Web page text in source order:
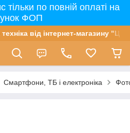
тільки по повній оплаті на
ФОП
від інтернет-магазину
Смартфони, ТБ і електроніка